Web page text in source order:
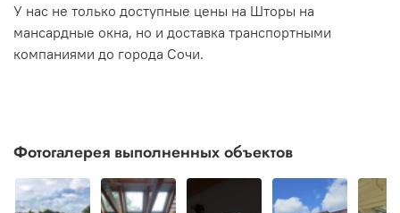
У нас не только доступные цены на Шторы на
мансардные окна, но и доставка транспортными
компаниями до города Сочи.
Фотогалерея выполненных объектов